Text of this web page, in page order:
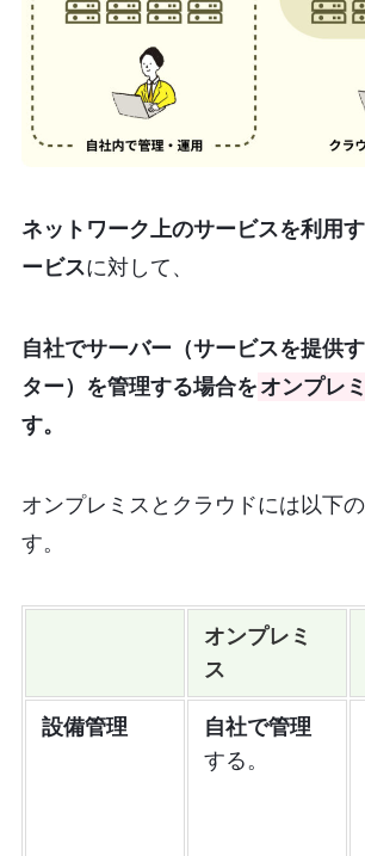
ネットワーク上のサービスを利用
ービスに対して、
自社でサーバー（サービスを提供
ター）を管理する場合を オンプレ
す。
オンプレミスとクラウドには以下
す。
オンプレミ
ス
設備管理
自社で管理
する。